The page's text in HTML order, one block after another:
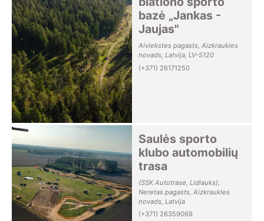
bazė „Jankas -
Jaujas"
Aiviekstes pagasts, Aizkraukles
novads, Latvija, LV-5120
(+371) 26171250
Saulės sporto
klubo automobilių
trasa
(SSK Autotrase, Lidlauks),
Neretas pagasts, Aizkraukles
novads, Latvija
(+371) 26359069